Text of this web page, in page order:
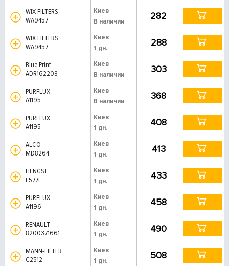
WIX FILTERS
WA9457
Киев
В наличии
282
WIX FILTERS
WA9457
Киев
1 дн.
288
Blue Print
ADR162208
Киев
В наличии
303
PURFLUX
A1195
Киев
В наличии
368
PURFLUX
A1195
Киев
1 дн.
408
ALCO
MD8264
Киев
1 дн.
413
HENGST
E577L
Киев
1 дн.
433
PURFLUX
A1196
Киев
1 дн.
458
RENAULT
8200371661
Киев
1 дн.
490
MANN-FILTER
C2512
Киев
1 дн.
508